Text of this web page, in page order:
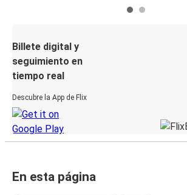
Billete digital y
seguimiento en
tiempo real
Descubre la App de Flix
En esta página